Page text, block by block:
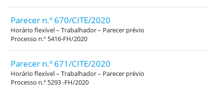
Parecer n.º 670/CITE/2020
Horário flexível – Trabalhador – Parecer prévio
Processo n.º 5416-FH/2020
Parecer n.º 671/CITE/2020
Horário flexível – Trabalhador – Parecer prévio
Processo n.º 5293 -FH/2020